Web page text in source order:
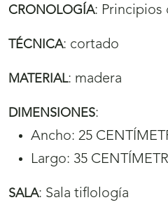
CRONOLOGÍA: Principios
TÉCNICA: cortado
MATERIAL: madera
DIMENSIONES:
Ancho: 25
Largo: 35
SALA: Sala tiflología